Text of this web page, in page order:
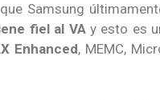
Samsung
fiel al VAy esto es
Enhanced, MEMC,